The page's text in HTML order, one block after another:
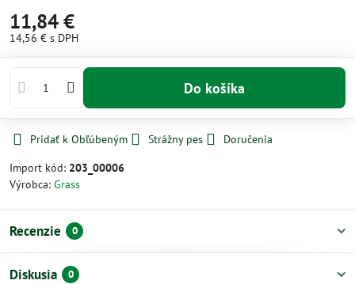
11,84 €
14,56 € s DPH
Do košíka
Pridať k Obľúbeným Strážny pes
Doručenia
Import kód: 203_00006
Výrobca: Grass
Recenzie 0
Diskusia 0